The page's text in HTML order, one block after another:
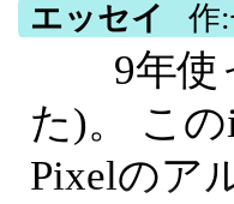
エッセイ 作
9年使っ
た)。 こ
Pixelのア